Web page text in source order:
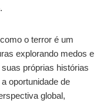
o terror é um
explorando medos e
próprias histórias
oportunidade de
global,